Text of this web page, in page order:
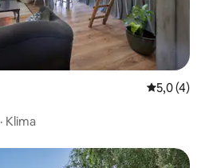
55,0 (4)
· Klima